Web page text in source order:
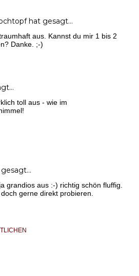
hat gesagt…
aus. Kannst du mir 1 bis 2
Danke. ;-)
toll aus - wie im
grandios aus :-) richtig schön fluffig.
gerne direkt probieren.